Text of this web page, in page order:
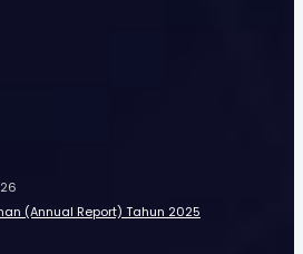
(Annual Report) Tahun 2025